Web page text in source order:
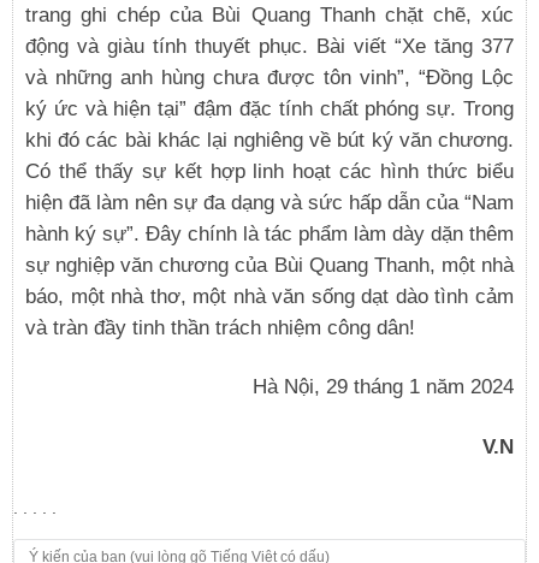
trang ghi chép của Bùi Quang Thanh chặt chẽ, xúc
động và giàu tính thuyết phục. Bài viết “Xe tăng 377
và những anh hùng chưa được tôn vinh”, “Đồng Lộc
ký ức và hiện tại” đậm đặc tính chất phóng sự. Trong
khi đó các bài khác lại nghiêng về bút ký văn chương.
Có thể thấy sự kết hợp linh hoạt các hình thức biểu
hiện đã làm nên sự đa dạng và sức hấp dẫn của “Nam
hành ký sự”. Đây chính là tác phẩm làm dày dặn thêm
sự nghiệp văn chương của Bùi Quang Thanh, một nhà
báo, một nhà thơ, một nhà văn sống dạt dào tình cảm
và tràn đầy tinh thần trách nhiệm công dân!
Hà Nội, 29 tháng 1 năm 2024
V.N